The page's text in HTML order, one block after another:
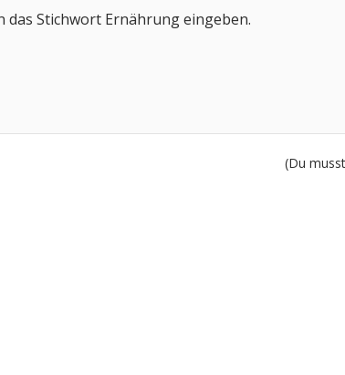
Stichwort Ernährung eingeben.
(Du